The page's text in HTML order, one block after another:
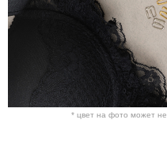
* цвет на фото может